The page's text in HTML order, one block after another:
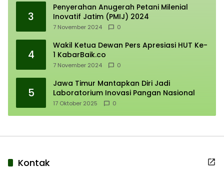
3
Penyerahan Anugerah Petani Milenial
Inovatif Jatim (PMIJ) 2024
7 November 2024 0
4
Wakil Ketua Dewan Pers Apresiasi HUT Ke-
1 KabarBaik.co
7 November 2024 0
5
Jawa Timur Mantapkan Diri Jadi
Laboratorium Inovasi Pangan Nasional
17 Oktober 2025 0
Kontak